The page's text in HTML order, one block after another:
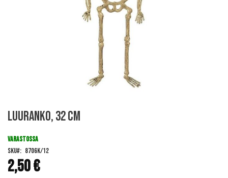
beginning
the
images
gallery
Luuranko, 32 cm
2,50 €
VARASTOSSA
SKU
8706K/12